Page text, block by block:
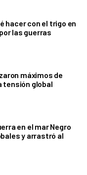
hacer con el trigo en
las guerras
máximos de
tensión global
en el mar Negro
y arrastró al